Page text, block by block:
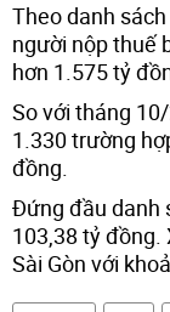
Theo danh
người nộp thuế
hơn 1.575 tỷ
So với tháng
1.330 trường
đồng.
Đứng đầu danh
103,38 tỷ đồng.
Sài Gòn với